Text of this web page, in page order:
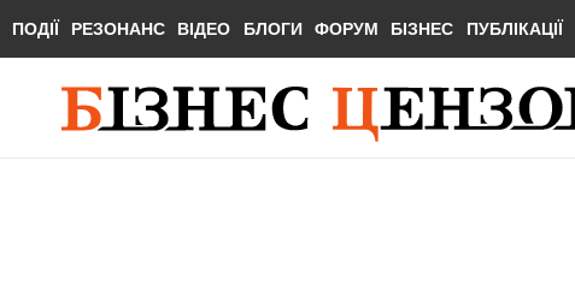
ПОДІЇ РЕЗОНАНС ВІДЕО БЛОГИ ФОРУМ БІЗНЕС ПУБЛІКАЦІЇ